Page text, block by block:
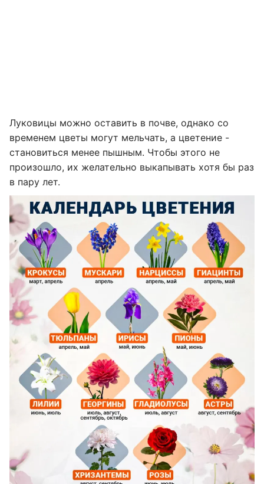
Луковицы можно оставить в почве, однако со
временем цветы могут мельчать, а цветение -
становиться менее пышным. Чтобы этого не
произошло, их желательно выкапывать хотя бы раз
в пару лет.